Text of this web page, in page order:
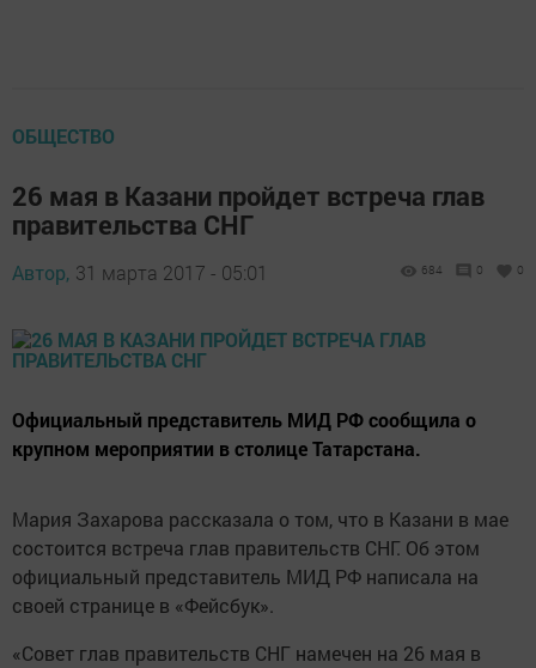
ОБЩЕСТВО
26 мая в Казани пройдет встреча глав
правительства СНГ
Автор, 31 марта 2017 - 05:01 684 0 0
Официальный представитель МИД РФ сообщила о
крупном мероприятии в столице Татарстана.
Мария Захарова рассказала о том, что в Казани в мае
состоится встреча глав правительств СНГ. Об этом
официальный представитель МИД РФ написала на
своей странице в «Фейсбук».
«Совет глав правительств СНГ намечен на 26 мая в